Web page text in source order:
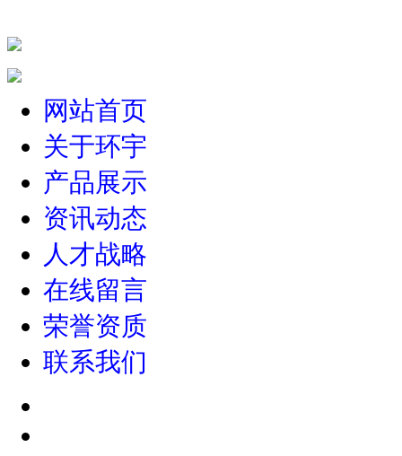
网站首页
关于环宇
产品展示
资讯动态
人才战略
在线留言
荣誉资质
联系我们